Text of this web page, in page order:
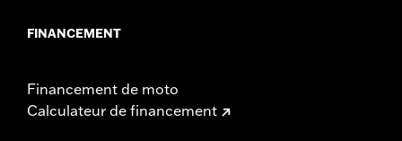
FINANCEMENT
Financement de moto
Calculateur de financement